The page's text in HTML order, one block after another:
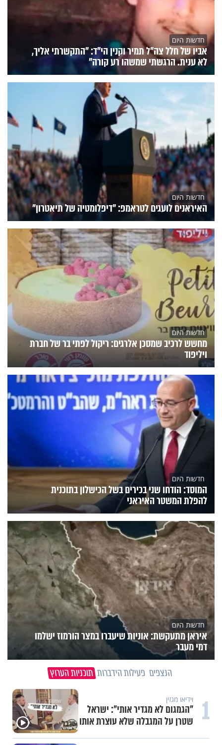
חדשות היום
אביו של חלל צה"ל תמיר וקנין הי"ד: "התקשרתי אליך,
לא ענית. הרגשתי שמשהו רע קורה"
חדשות היום
האיראנים לועגים לטראמפ: "דיפלומטיה של תיאטרון"
חדשות היום
מחשש לרכיב שמסכן אלרגים: ריקול לפתי בר של חברת
ויליפוד
חדשות היום
המוסד: הודחו שני בכירים בשל הכישלון בתוכנית
להפלת המשטר האיראני
חדשות היום
איראן מתעקשת: אוניות שיעברו במצר הורמוז ישלמו
דמי מעבר
הנצפים פעילות הידברות תוכניות הערוץ
1 וידיאו מגזין
"הגמגום לא מגדיר אותי": ישראל
שטרן על המגבלה שלא עוצרת אותו